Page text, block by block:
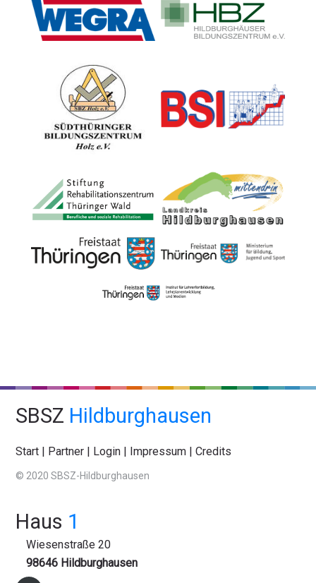
SBSZ Hildburghausen
Start Partner Login Impressum |Credits
© 2020 SBSZ-Hildburghausen
Haus 1
Wiesenstraße 20
98646 Hildburghausen